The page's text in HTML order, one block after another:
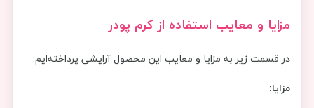
مزایا و معایب استفاده از کرم پودر
در قسمت زیر به مزایا و معایب این محصول آرایشی پرداخته‌ایم:
مزایا: